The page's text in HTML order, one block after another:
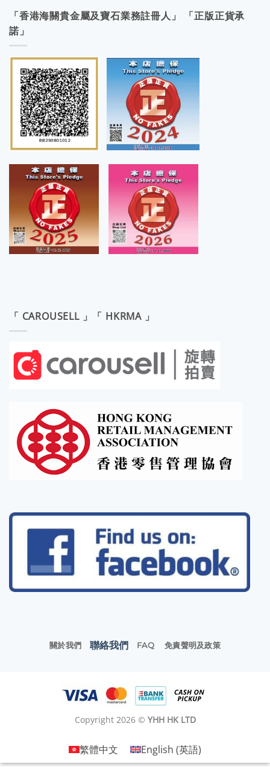
「香港海關貴金屬及寶石業務註冊人」 「正版正貨承
諾」
「 CAROUSELL 」「 HKRMA 」
關於我們 聯絡我們 FAQ 免責聲明及政策
Copyright 2026 © YHH HK LTD
繁體中文 English (英語)